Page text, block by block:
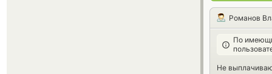
Романов
По
Не